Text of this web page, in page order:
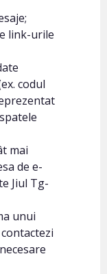
link-urile
codul
mai
de e-
Jiul Tg-
unui